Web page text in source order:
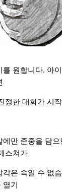
원합니다. 아
정한 대화가 시
만 존중을 담으
스쳐가
은 속일 수 없
열기